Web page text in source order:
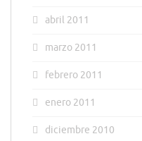
abril 2011
marzo 2011
febrero 2011
enero 2011
diciembre 2010